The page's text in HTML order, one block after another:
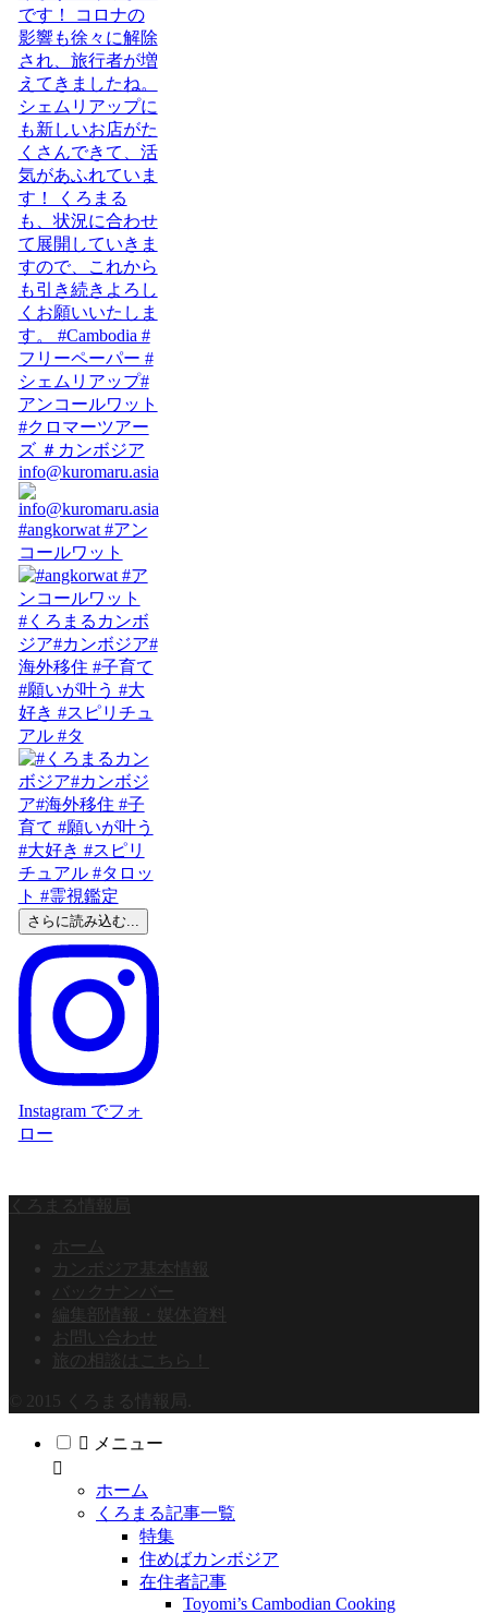
info@kuromaru.asia
#angkorwat #アン
コールワット
#くろまるカンボ
ジア#カンボジア#
海外移住 #子育て
#願いが叶う #大
好き #スピリチュ
アル #タ
さらに読み込む...
Instagram でフォ
ロー
くろまる情報局
ホーム
カンボジア基本情報
バックナンバー
編集部情報・媒体資料
お問い合わせ
旅の相談はこちら！
© 2015 くろまる情報局.
メニュー
ホーム
くろまる記事一覧
特集
住めばカンボジア
在住者記事
Toyomi’s Cambodian Cooking